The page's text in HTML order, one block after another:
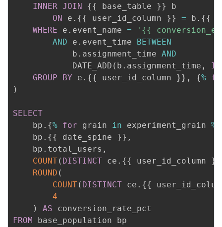
INNER JOIN {{ base_table }} b
ON e . {{ user_id_column }} = b . {{
WHERE e . event_name =
'{{
AND e . event_time BETWEEN
            b
. assignment_time AND
            DATE_ADD
( b . assignment_time ,
GROUP
BY e . {{ user_id_column }} , {%
)
SELECT
    bp
. {% for grain in experiment_grain %
    bp
. {{ date_spine }} ,
    bp
. total_users ,
COUNT( DISTINCT ce . {{ user_id_column }}
ROUND (
COUNT( DISTINCT ce . {{
4
)
AS
FROM